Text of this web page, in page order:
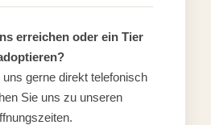
erreichen oder ein Tier
gerne direkt telefonisch
Sie uns zu unseren